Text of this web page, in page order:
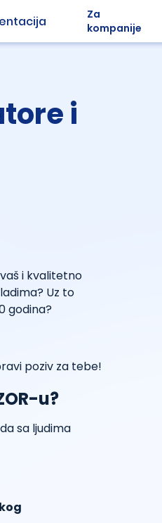
Za
kompanije
i
i kvalitetno
Uz to
godina?
poziv za tebe!
u?
sa ljudima